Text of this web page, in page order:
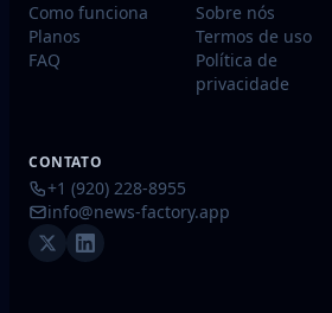
Como funciona
Planos
FAQ
Sobre nós
Termos de uso
Política de
privacidade
CONTATO
+1 (920) 228-8955
info@news-factory.app